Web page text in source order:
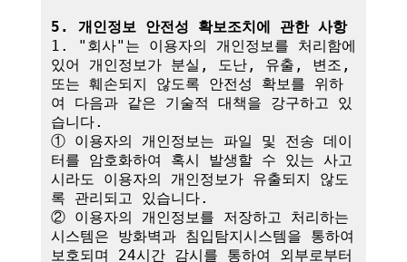
5. 개인정보 안전성 확보조치에 관한 사항
1. "회사"는 이용자의 개인정보를 처리함에
있어 개인정보가 분실, 도난, 유출, 변조,
또는 훼손되지 않도록 안전성 확보를 위하
여 다음과 같은 기술적 대책을 강구하고 있
습니다.
① 이용자의 개인정보는 파일 및 전송 데이
터를 암호화하여 혹시 발생할 수 있는 사고
시라도 이용자의 개인정보가 유출되지 않도
록 관리되고 있습니다.
② 이용자의 개인정보를 저장하고 처리하는
시스템은 방화벽과 침입탐지시스템을 통하여
보호되며 24시간 감시를 통하여 외부로부터